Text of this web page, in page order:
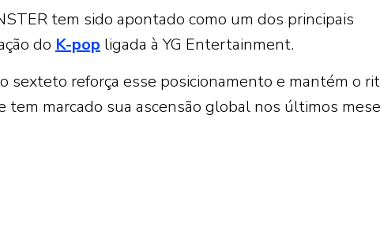
tem sido apontado como um dos principais
do K-pop ligada à YG Entertainment.
o sexteto reforça esse posicionamento e mantém o
tem marcado sua ascensão global nos últimos